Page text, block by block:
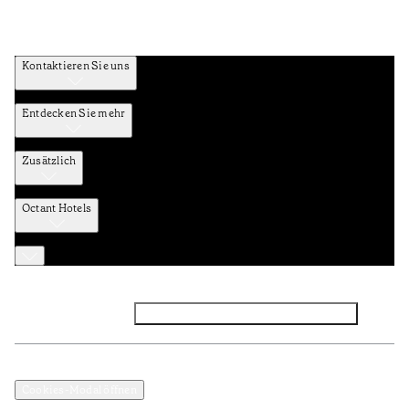
Kontaktieren Sie uns
Entdecken Sie mehr
Zusätzlich
Octant Hotels